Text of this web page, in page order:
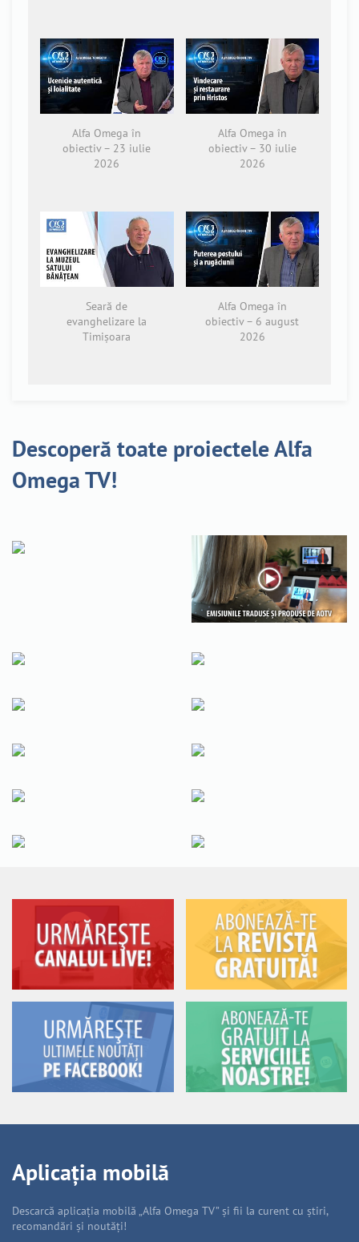
Alfa Omega în
obiectiv – 23 iulie
2026
Alfa Omega în
obiectiv – 30 iulie
2026
Seară de
evanghelizare la
Timișoara
Alfa Omega în
obiectiv – 6 august
2026
Descoperă toate proiectele Alfa
Omega TV!
Aplicația mobilă
Descarcă aplicația mobilă „Alfa Omega TV” și fii la curent cu știri,
recomandări și noutăți!